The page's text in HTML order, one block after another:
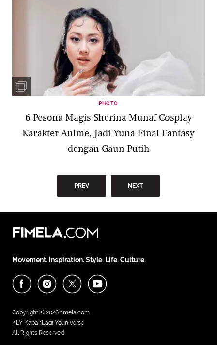
PHOTO
6 Pesona Magis Sherina Munaf Cosplay
Karakter Anime, Jadi Yuna Final Fantasy
dengan Gaun Putih
PREV NEXT
Movement. Inspiration. Style. Life. Culture.
Copyright © 2026 fimela.com
KLY KapanLagi Youniverse
All Rights Reserved